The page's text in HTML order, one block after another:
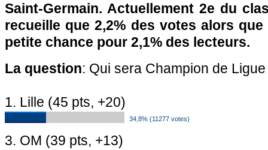
Saint-Germain. Actuellement 2e du
recueille que 2,2% des votes alors
petite chance pour 2,1% des lecteurs.
La question: Qui sera Champion de
1. Lille (45 pts, +20)
34,8% (11277 votes)
3. OM (39 pts, +13)